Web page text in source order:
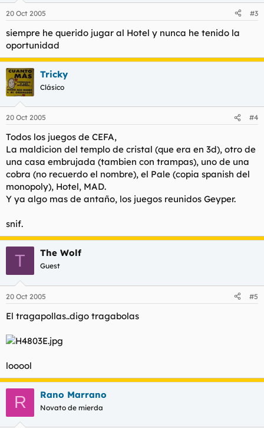
20 Oct 2005 #3
siempre he querido jugar al Hotel y nunca he tenido la
oportunidad
Tricky
Clásico
20 Oct 2005 #4
Todos los juegos de CEFA,
La maldicion del templo de cristal (que era en 3d), otro de
una casa embrujada (tambien con trampas), uno de una
cobra (no recuerdo el nombre), el Pale (copia spanish del
monopoly), Hotel, MAD.
Y ya algo mas de antaño, los juegos reunidos Geyper.
snif.
T The Wolf
Guest
20 Oct 2005 #5
El tragapollas..digo tragabolas
looool
R Rano Marrano
Novato de mierda